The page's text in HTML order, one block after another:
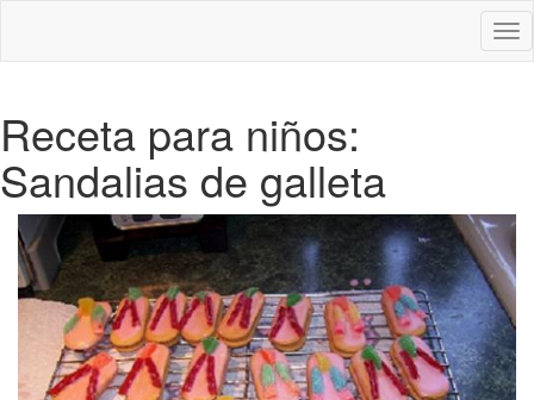
Receta para niños:
Sandalias de galleta